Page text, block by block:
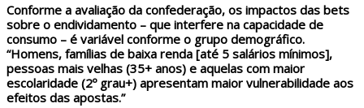
Conforme a avaliação da confederação, os impactos das bets
sobre o endividamento – que interfere na capacidade de
consumo – é variável conforme o grupo demográfico.
“Homens, famílias de baixa renda [até 5 salários mínimos],
pessoas mais velhas (35+ anos) e aquelas com maior
escolaridade (2º grau+) apresentam maior vulnerabilidade aos
efeitos das apostas.”